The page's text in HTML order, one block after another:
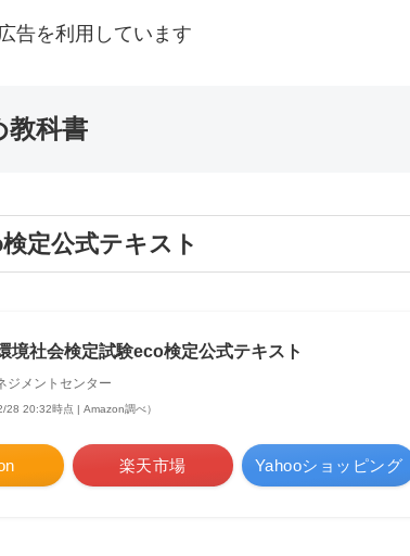
告を利用しています
教科書
定公式テキスト
境社会検定試験eco検定公式テキスト
ジメントセンター
28 20:32時点 | Amazon調べ）
楽天市場 Yahooショッピング